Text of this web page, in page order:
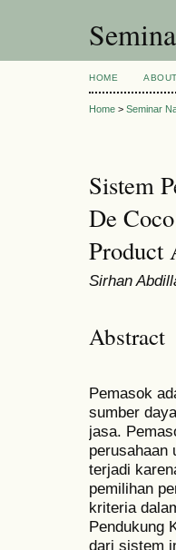
HOME ABOUT
Home > Seminar
Sistem
De
Product
Sirhan
Abstract
Pemasok
sumber
jasa.
perusahaan
terjadi
pemilihan
kriteria
Pendukung
dari sistem